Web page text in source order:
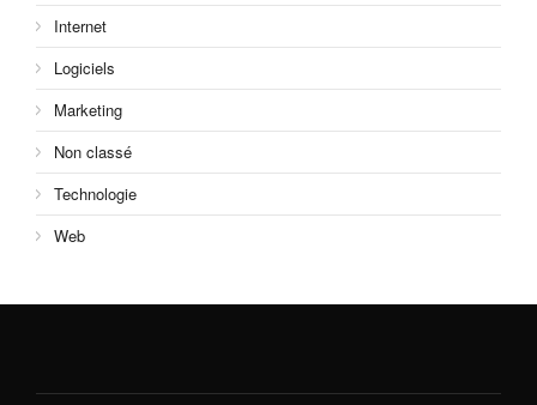
Internet
Logiciels
Marketing
Non classé
Technologie
Web